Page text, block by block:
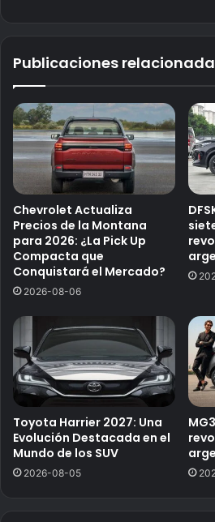
Publicaciones
Chevrolet Actualiza
Precios de la Montana
para 2026: ¿La Pick Up
Compacta que
Conquistará el Mercado?
2026-08-06
Toyota Harrier 2027: Una
Evolución Destacada en el
Mundo de los SUV
2026-08-05